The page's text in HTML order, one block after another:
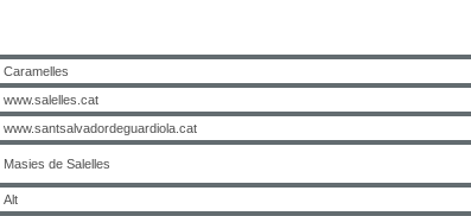
Caramelles
www.salelles.cat
www.santsalvadordeguardiola.cat
Masies de Salelles
Alt